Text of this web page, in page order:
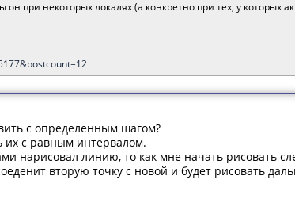
он при некоторых локалях (а конкретно при тех, у которых
с определенным шагом?
их с равным интервалом.
нарисовал линию, то как мне начать рисовать
вторую точку с новой и будет рисовать